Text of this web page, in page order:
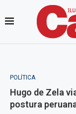
POLÍTICA
Hugo de Zela
postura